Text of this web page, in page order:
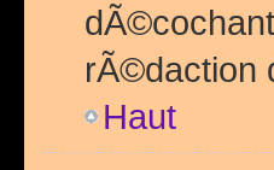
rÃ©daction
Haut